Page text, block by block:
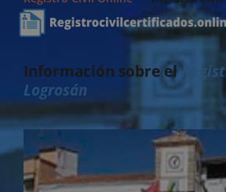
Información sobre el
Logrosán